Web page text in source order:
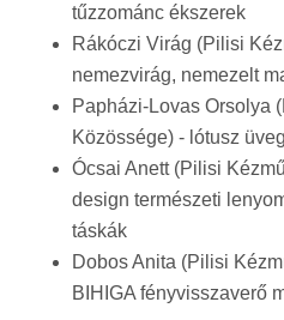
tűzzománc ékszerek
Rákóczi Virág (Pilisi
nemezvirág, nemezelt
Papházi-Lovas Orsolya
Közössége) - lótusz
Ócsai Anett (Pilisi
design természeti
táskák
Dobos Anita (Pilisi
BIHIGA fényvisszaverő